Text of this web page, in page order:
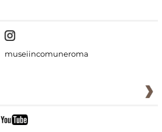
museiincomuneroma